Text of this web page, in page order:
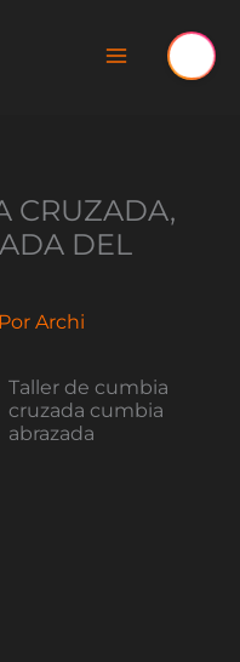
CRUZADA,
DEL
Archi
Taller de cumbia
cruzada cumbia
abrazada